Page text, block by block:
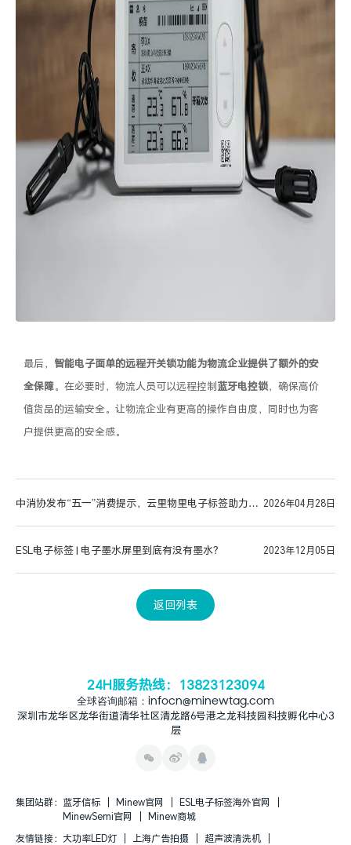
最后， 智能电子面单的远程开关锁功能为物流企业提供了额外的安
全保障。在必要时，物流人员可以远程控制蓝牙电控锁，确保高价
值货品的运输安全。让物流企业有更高的操作自由度，同时也为客
户提供更高的安全感。
中消协发布“五一”消费提示，云里物里电子标签助力智 2026年04月28日
ESL电子标签 | 电子墨水屏里到底有没有墨水？ 2023年12月05日
返回列表
24H服务热线：13823123094
全球咨询邮箱：infocn@minewtag.com
深圳市龙华区龙华街道清华社区清龙路6号港之龙科技园科技孵化中心3
层
集团站群： 蓝牙信标 Minew官网
ESL电子标签海外官网
MinewSemi官网
Minew商城
友情链接： 大功率LED灯 上海广告拍摄 超声波清洗机